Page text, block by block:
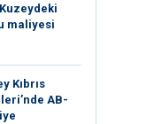
maliyesi
Kıbrıs
AB-